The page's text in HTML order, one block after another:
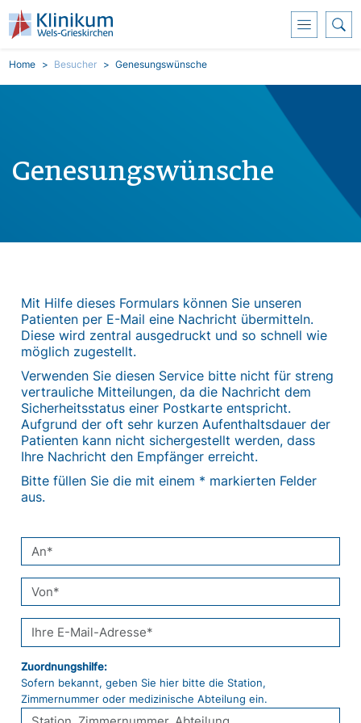
Skoči na glavni sadržaj
Breadcrumb
Home Besucher Genesungswünsche
Genesungswünsche
Mit Hilfe dieses Formulars können Sie unseren
Patienten per E-Mail eine Nachricht übermitteln.
Diese wird zentral ausgedruckt und so schnell wie
möglich zugestellt.
Verwenden Sie diesen Service bitte nicht für streng
vertrauliche Mitteilungen, da die Nachricht dem
Sicherheitsstatus einer Postkarte entspricht.
Aufgrund der oft sehr kurzen Aufenthaltsdauer der
Patienten kann nicht sichergestellt werden, dass
Ihre Nachricht den Empfänger erreicht.
Bitte füllen Sie die mit einem * markierten Felder
aus.
An
Von
Ihre E-Mail-Adresse
Station, Zimmernummer, Abteilung
Zuordnungshilfe:
Sofern bekannt, geben Sie hier bitte die Station,
Zimmernummer oder medizinische Abteilung ein.